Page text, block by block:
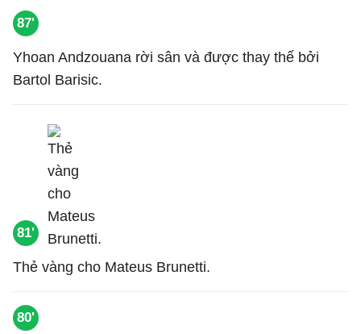
87'
Yhoan Andzouana rời sân và được thay thế bởi
Bartol Barisic.
81'
Thẻ vàng cho Mateus Brunetti.
80'